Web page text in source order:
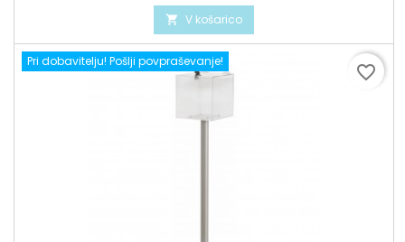
 V košarico
Pri dobavitelju! Pošlji povpraševanje!
favorite_border